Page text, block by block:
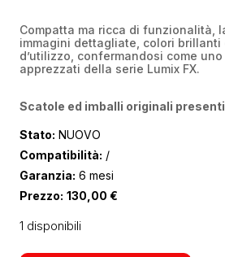
Compatta ma ricca di funzionalità,
immagini dettagliate, colori brillanti
d’utilizzo, confermandosi come
apprezzati della serie Lumix FX.
Scatole ed imballi originali
Stato: NUOVO
Compatibilità: /
Garanzia: 6 mesi
Prezzo: 130,00 €
1 disponibili